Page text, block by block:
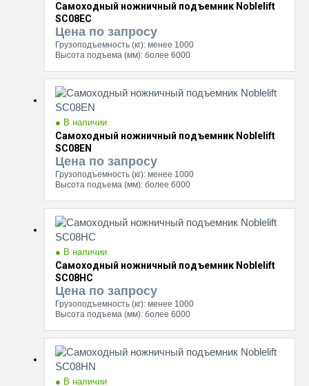
Самоходный ножничный подъемник Noblelift
SC08EC
Цена по запросу
Грузоподъемность (кг): менее 1000
Высота подъема (мм): более 6000
● В наличии
Самоходный ножничный подъемник Noblelift
SC08EN
Цена по запросу
Грузоподъемность (кг): менее 1000
Высота подъема (мм): более 6000
● В наличии
Самоходный ножничный подъемник Noblelift
SC08HC
Цена по запросу
Грузоподъемность (кг): менее 1000
Высота подъема (мм): более 6000
● В наличии